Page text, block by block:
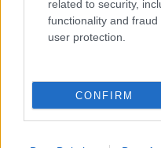
related to security,
functionality and
user protection.
CONFIRM
2020: 599
2022: 582